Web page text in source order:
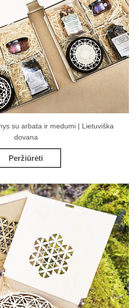
su arbata ir medumi | Lietuviška
dovana
Peržiūrėti